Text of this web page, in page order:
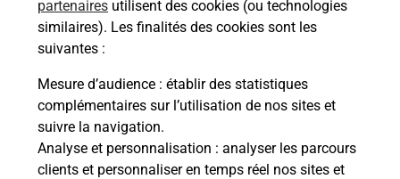
partenaires utilisent des cookies (ou technologies
similaires). Les finalités des cookies sont les
suivantes :
Mesure d’audience : établir des statistiques
complémentaires sur l’utilisation de nos sites et
suivre la navigation.
Analyse et personnalisation : analyser les parcours
clients et personnaliser en temps réel nos sites et
42510 Nervieux
Boîte aux lettres La Poste
Prochaine collecte du courriersamedi à 08h00
Le lien s'ouvre dans un nouvel onglet